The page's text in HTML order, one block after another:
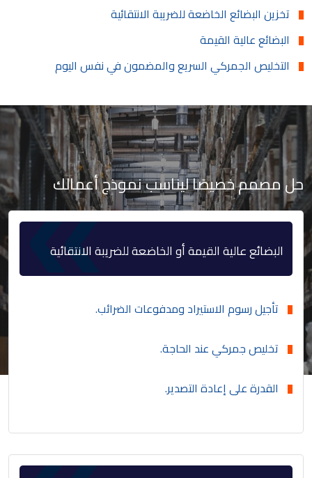
تخزين البضائع الخاضعة للضريبة الانتقائية ​
البضائع عالية القيمة ​
التخليص الجمركي السريع والمضمون في نفس اليوم ​
حل مصمم خصيصًا ليناسب نموذج أعمالك
البضائع عالية القيمة أو الخاضعة للضريبة الانتقائية
تأجيل رسوم الاستيراد ومدفوعات الضرائب.
تخليص جمركي عند الحاجة.
القدرة على إعادة التصدير.